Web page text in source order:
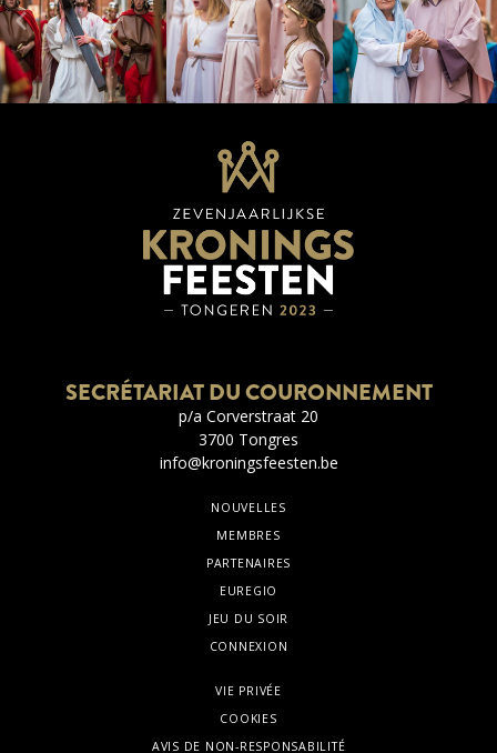
SECRÉTARIAT DU COURONNEMENT
p/a Corverstraat 20
3700 Tongres
info@kroningsfeesten.be
NOUVELLES
MEMBRES
PARTENAIRES
EUREGIO
JEU DU SOIR
CONNEXION
VIE PRIVÉE
COOKIES
AVIS DE NON-RESPONSABILITÉ